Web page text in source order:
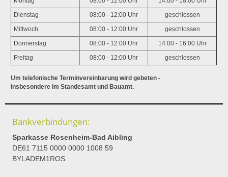
Dienstag 08:00 - 12:00 Uhr geschlossen
Mittwoch 08:00 - 12:00 Uhr geschlossen
Donnerstag 08:00 - 12:00 Uhr 14:00 - 16:00 Uhr
Freitag 08:00 - 12:00 Uhr geschlossen
Um telefonische Terminvereinbarung wird gebeten -
insbesondere im Standesamt und Bauamt.
Bankverbindungen:
Sparkasse Rosenheim-Bad Aibling
DE61 7115 0000 0000 1008 59
BYLADEM1ROS